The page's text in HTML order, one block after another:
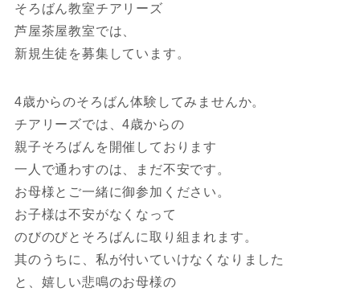
そろばん教室チアリーズ
芦屋茶屋教室では、
新規生徒を募集しています。
4歳からのそろばん体験してみませんか。
チアリーズでは、4歳からの
親子そろばんを開催しております
一人で通わすのは、まだ不安です。
お母様とご一緒に御参加ください。
お子様は不安がなくなって
のびのびとそろばんに取り組まれます。
其のうちに、私が付いていけなくなりました
と、嬉しい悲鳴のお母様の